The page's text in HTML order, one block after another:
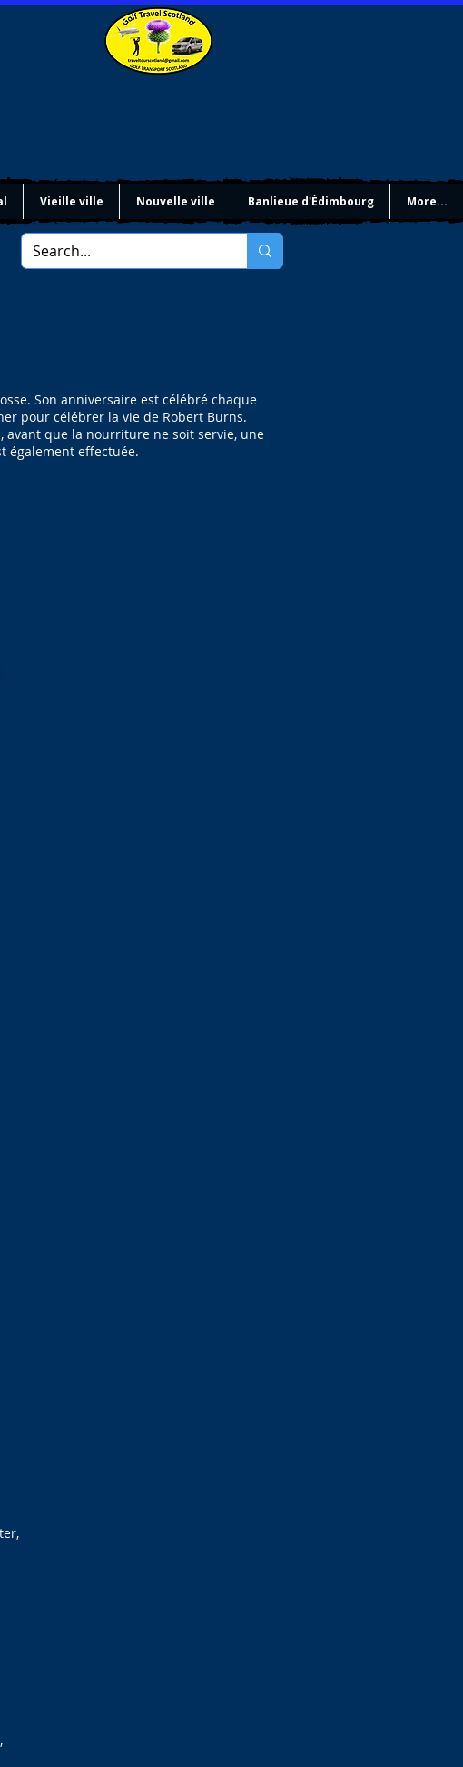
Vieille ville Nouvelle ville Banlieue d'Édimbourg More...
Son anniversaire est célébré chaque
pour célébrer la vie de Robert Burns.
avant que la nourriture ne soit servie, une
également effectuée.